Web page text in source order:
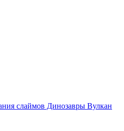
слаймов Динозавры Вулкан